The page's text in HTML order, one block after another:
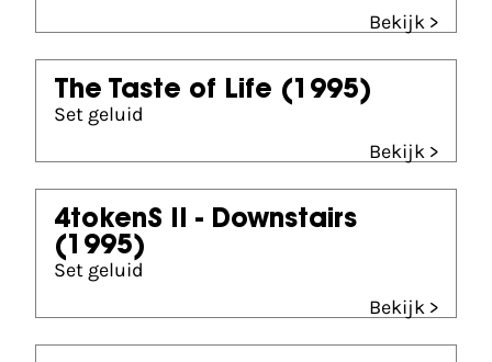
Bekijk >
The Taste of Life (1995)
Set geluid
Bekijk >
4tokenS II - Downstairs
(1995)
Set geluid
Bekijk >